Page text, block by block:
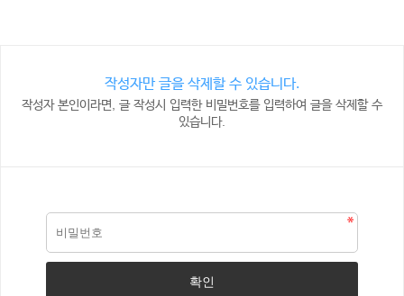
작성자만 글을 삭제할 수 있습니다.
작성자 본인이라면, 글 작성시 입력한 비밀번호를 입력하여 글을 삭제할 수
있습니다.